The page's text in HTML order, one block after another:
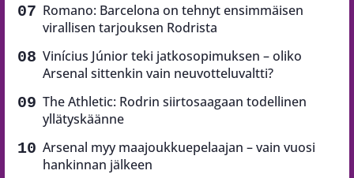
Romano: Barcelona on tehnyt ensimmäisen
virallisen tarjouksen Rodrista
Vinícius Júnior teki jatkosopimuksen – oliko
Arsenal sittenkin vain neuvotteluvaltti?
The Athletic: Rodrin siirtosaagaan todellinen
yllätyskäänne
Arsenal myy maajoukkuepelaajan – vain vuosi
hankinnan jälkeen